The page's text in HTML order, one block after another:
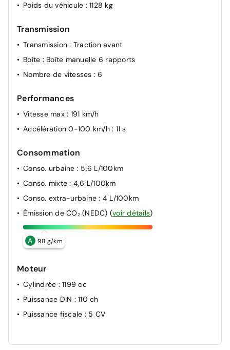
Poids du véhicule : 1128 kg
Transmission
Transmission: Traction avant
Boite : Boîte manuelle 6 rapports
Nombre de vitesses : 6
Performances
Vitesse max : 191 km/h
Accélération 0-100 km/h : 11 s
Consommation
Conso. urbaine : 5,6 L/100km
Conso. mixte: 4,6 L/100km
Conso. extra-urbaine: 4 L/100km
Émission de CO₂ (NEDC) (voir détails)
A 98 g/km
Moteur
Cylindrée : 1199 cc
Puissance DIN : 110 ch
Puissance fiscale : 5 CV